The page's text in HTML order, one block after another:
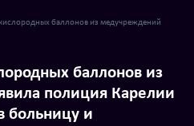
баллонов из медучреждений
баллонов из
полиция Карелии
больницу и